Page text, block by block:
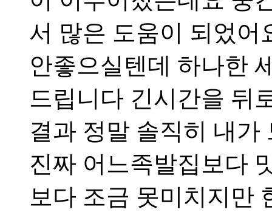
서 많은 도움이 되었어
안좋으실텐데 하나한
드립니다 긴시간을 뒤
결과 정말 솔직히 내
진짜 어느족발집보다
보다 조금 못미치지만